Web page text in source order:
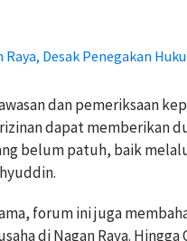
Desak Penegakan
dan pemeriksaan
dapat memberikan
belum patuh, baik
forum ini juga
di Nagan Raya.